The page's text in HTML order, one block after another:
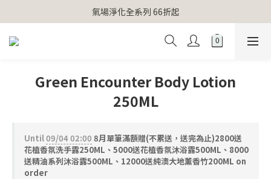
【官網獨家】首次消費 不限金額 即送 香遇熊超人行李吊牌
氣場淨化全系列 66折起
【官網獨家】首次消費 不限金額 即送 香遇熊超人行李吊牌
Green Encounter Body Lotion
250ML
Until09/04 02:00 8月單筆滿額贈(不累送，送完為止)2800送
花植香氛洗手露250ML、5000送花植香氛沐浴露500ML、8000
送精油系列沐浴露500ML、12000送純澳大地薰香竹200ML on
order